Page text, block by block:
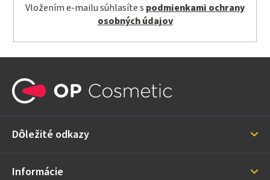
Vložením e-mailu súhlasíte s podmienkami ochrany
osobných údajov
ä
i
Dôležité odkazy
Informácie